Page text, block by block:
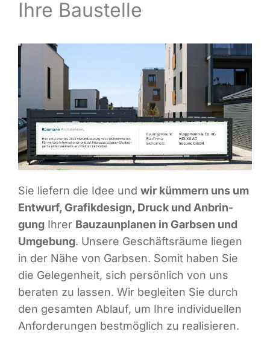
Infor­ma­ti­ves
Ihre Baustelle
Sie lie­fern die Idee und wir küm­mern uns um
Ent­wurf, Gra­fik­de­sign, Druck und Anbrin­
gungIhrer Bau­zaun­pla­nen in Garb­sen und
Umge­bung. Unse­re Geschäfts­räu­me lie­gen
in der Nähe von Garb­sen. Somit haben Sie
die Gele­gen­heit, sich per­sön­lich von uns
bera­ten zu las­sen. Wir beglei­ten Sie durch
den gesam­ten Ablauf, um Ihre indi­vi­du­el­len
Anfor­de­run­gen best­mög­lich zu realisieren.